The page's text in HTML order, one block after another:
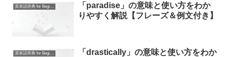
英単語辞典 for Beginners
「paradise」の意味と使い方をわか
りやすく解説【フレーズ＆例文付き】
英単語辞典 for Beginners
「drastically」の意味と使い方をわか